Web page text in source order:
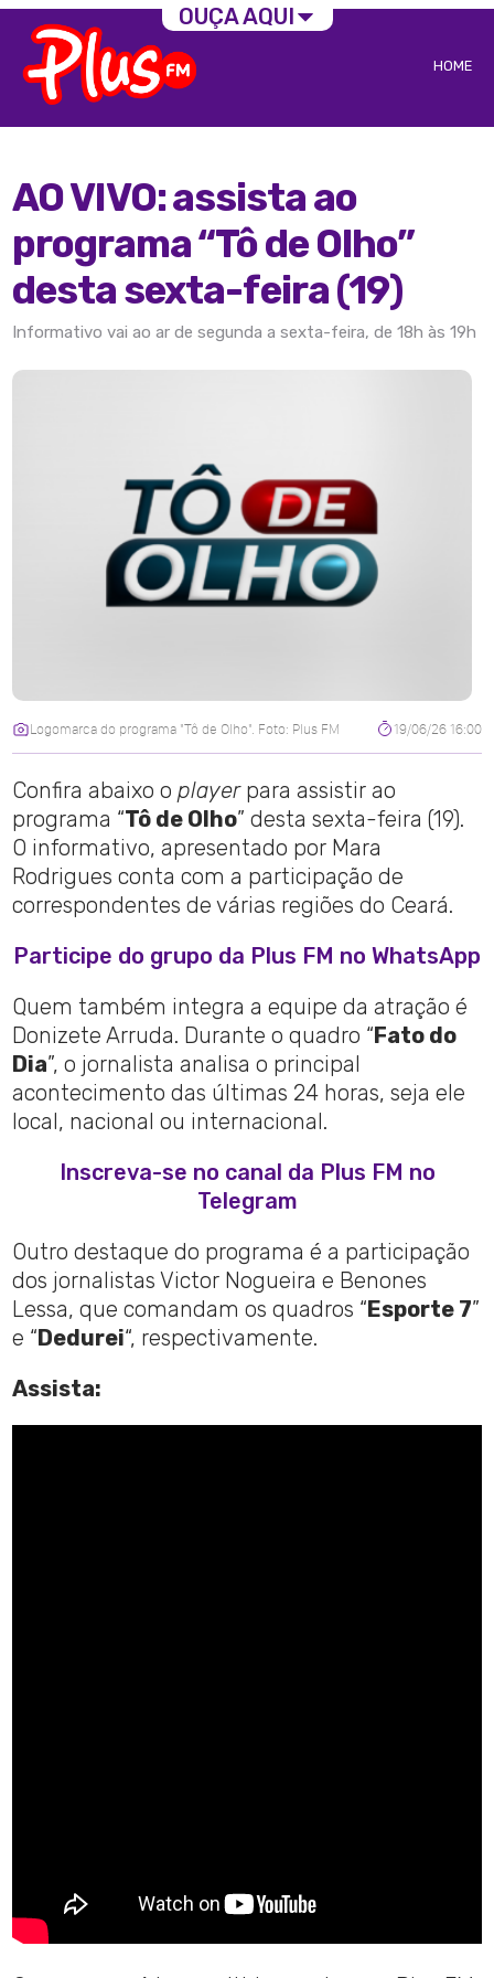
HOME
AO VIVO: assista ao
programa “Tô de Olho”
desta sexta-feira (19)
Informativo vai ao ar de segunda a sexta-feira, de 18h às 19h
Logomarca do programa "Tô de Olho". Foto: Plus FM 19/06/26 16:00
Confira abaixo oplayer para assistir ao
programa “Tô de Olho” desta sexta-feira (19).
O informativo, apresentado por Mara
Rodrigues conta com a participação de
correspondentes de várias regiões do Ceará.
Participe do grupo da Plus FM no WhatsApp
Quem também integra a equipe da atração é
Donizete Arruda. Durante o quadro “ Fato do
Dia”, o jornalista analisa o principal
acontecimento das últimas 24 horas, seja ele
local, nacional ou internacional.
Inscreva-se no canal da Plus FM no
Telegram
Outro destaque do programa é a participação
dos jornalistas Victor Nogueira e Benones
Lessa, que comandam os quadros “ Esporte 7”
e “ Dedurei“, respectivamente.
Assista:
OUÇA AQUI